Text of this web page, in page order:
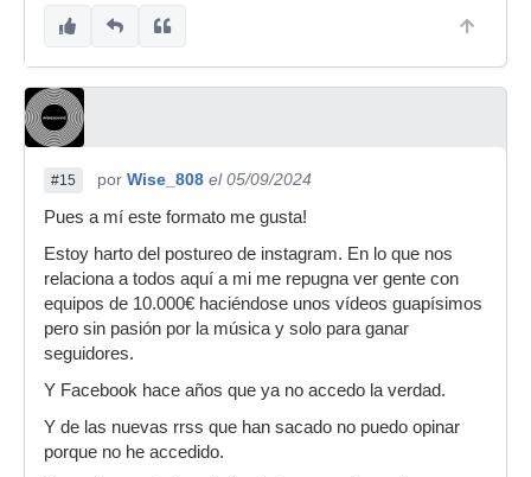
#15 por Wise_808 el 05/09/2024
Pues a mí este formato me gusta!
Estoy harto del postureo de instagram. En lo que nos
relaciona a todos aquí a mi me repugna ver gente con
equipos de 10.000€ haciéndose unos vídeos guapísimos
pero sin pasión por la música y solo para ganar
seguidores.
Y Facebook hace años que ya no accedo la verdad.
Y de las nuevas rrss que han sacado no puedo opinar
porque no he accedido.